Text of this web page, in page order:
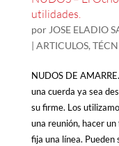
utilidades.
por JOSE ELADIO
| ARTICULOS,
NUDOS DE
una cuerda ya sea
su firme. Los
una reunión, hacer
fija una línea. Pueden